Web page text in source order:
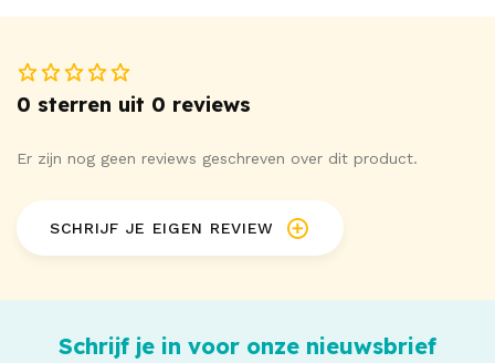
0 sterren uit 0 reviews
Er zijn nog geen reviews geschreven over dit product.
SCHRIJF JE EIGEN REVIEW
Schrijf je in voor onze nieuwsbrief